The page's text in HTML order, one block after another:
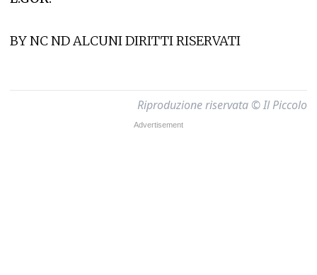
BY NC ND ALCUNI DIRITTI RISERVATI
Riproduzione riservata © Il Piccolo